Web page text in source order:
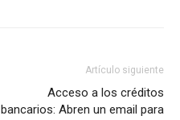
Artículo siguiente
Acceso a los créditos
bancarios: Abren un email para